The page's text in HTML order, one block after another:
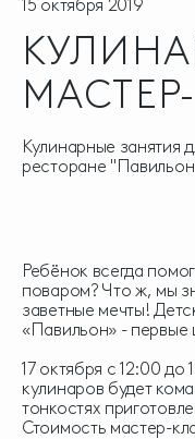
15 октября 2019
Кулинарные занятия
ресторане
Ребёнок всегда
поваром? Что ж, мы
заветные мечты!
«Павильон» - первые
17 октября с 12:00
кулинаров будет
тонкостях
Стоимость мастер-